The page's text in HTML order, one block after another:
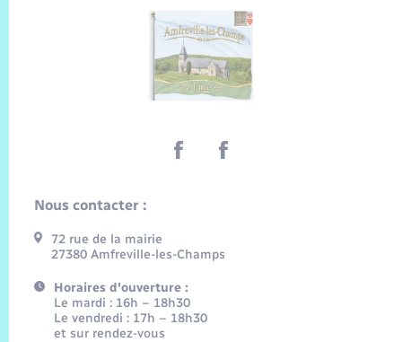
Nous contacter :
72 rue de la mairie
27380 Amfreville-les-Champs
Horaires d'ouverture :
Le mardi : 16h – 18h30
Le vendredi : 17h – 18h30
et sur rendez-vous